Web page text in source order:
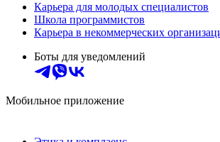
Карьера для молодых специалистов
Школа программистов
Карьера в некоммерческих
Боты для уведомлений
Мобильное приложение